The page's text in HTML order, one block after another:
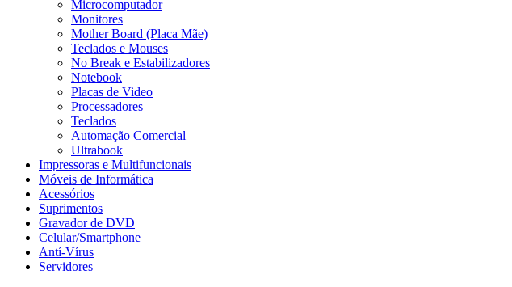
Microcomputador
Monitores
Mother Board (Placa Mãe)
Teclados e Mouses
No Break e Estabilizadores
Notebook
Placas de Video
Processadores
Teclados
Automação Comercial
Ultrabook
Impressoras e Multifuncionais
Móveis de Informática
Acessórios
Suprimentos
Gravador de DVD
Celular/Smartphone
Antí-Vírus
Servidores